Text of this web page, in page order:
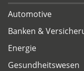
Automotive
Banken &
Energie
Gesundheitswesen